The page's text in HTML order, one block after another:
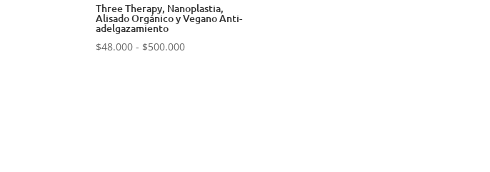
Three Therapy, Nanoplastia,
Alisado Orgánico y Vegano Anti-
adelgazamiento
$48.000 - $500.000Rango